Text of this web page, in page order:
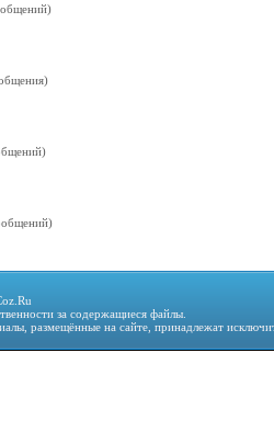
за содержащиеся файлы.
размещённые на сайте, принадлежат